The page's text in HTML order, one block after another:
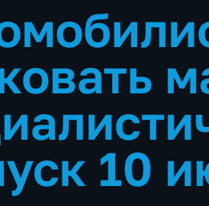
10